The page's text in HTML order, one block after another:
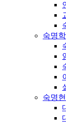
숙명
숙명